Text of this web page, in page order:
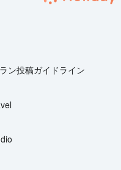
ン投稿ガイドライン